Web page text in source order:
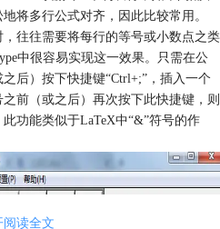
将多行公式对齐，因此比较常用。
往往需要将每行的等号或小数点之类
中很容易实现这一效果。只需在公
后）按下快捷键“Ctrl+;”，插入一个
前（或之后）再次按下此快捷键，则
功能类似于LaTeX中“&”符号的作
阅读全文